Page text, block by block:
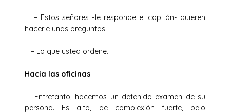
– Estos señores -le responde el capitán- quieren
hacerle unas preguntas.
– Lo que usted ordene.
Hacia las oficinas.
Entretanto, hacemos un detenido examen de su
persona. Es alto, de complexión fuerte, pelo